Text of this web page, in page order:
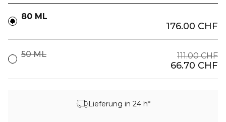
80 ML
176.00 CHF
50 ML 111.00 CHF
66.70 CHF
Lieferung in 24 h*